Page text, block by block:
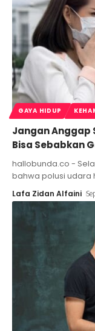
GAYA HIDUP
Jangan Anggap
Bisa Sebabkan
hallobunda.co -
bahwa polusi udara
Lafa Zidan Alfaini